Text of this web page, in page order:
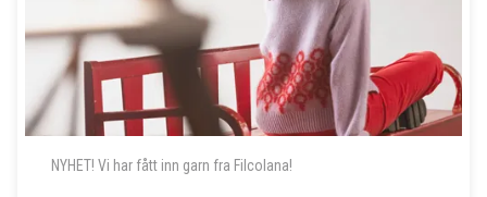
NYHET! Vi har fått inn garn fra Filcolana!